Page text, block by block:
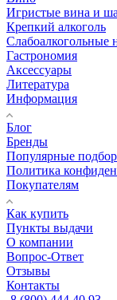
Игристые вина и
Крепкий алкоголь
Слабоалкогольные
Гастрономия
Аксессуары
Литература
Информация
Блог
Бренды
Популярные
Политика
Покупателям
Как купить
Пункты выдачи
О компании
Вопрос-Ответ
Отзывы
Контакты